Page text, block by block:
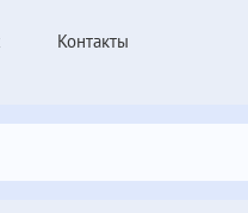
Контакты